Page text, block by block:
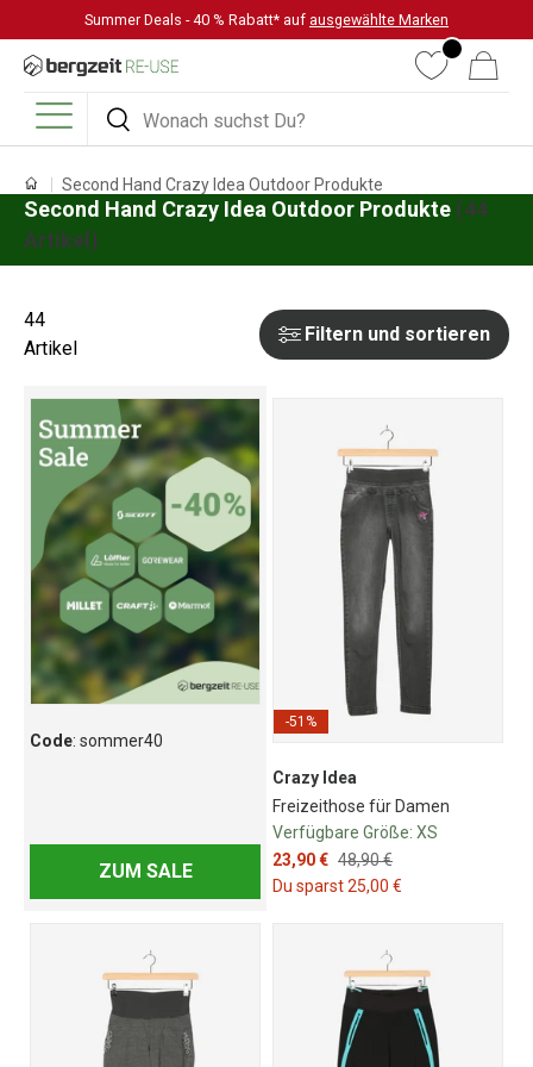
DIREKT ZUM INHALT
Summer Deals - 40 % Rabatt* auf ausgewählte Marken
Suchen
Suchen
WunschlisteWarenkorb
Menü
Second Hand Crazy Idea Outdoor Produkte
Second Hand Crazy Idea Outdoor Produkte (44
Artikel)
Filtern und sortieren
44
Artikel
Code: sommer40
ZUM SALE
-51%
Crazy Idea
Freizeithose für Damen
Verfügbare Größe: XS
23,90 € 48,90 €
Du sparst 25,00 €